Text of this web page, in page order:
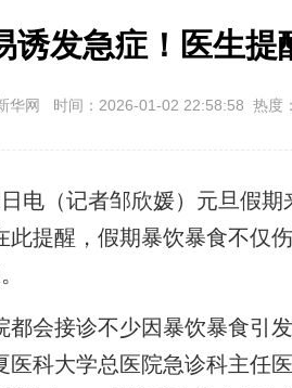
诱发急症！医生提
华网 时间：2026-01-02 22:58:58 热度
（记者邹欣媛）元旦假期
此提醒，假期暴饮暴食不仅
会接诊不少因暴饮暴食引
医科大学总医院急诊科主任